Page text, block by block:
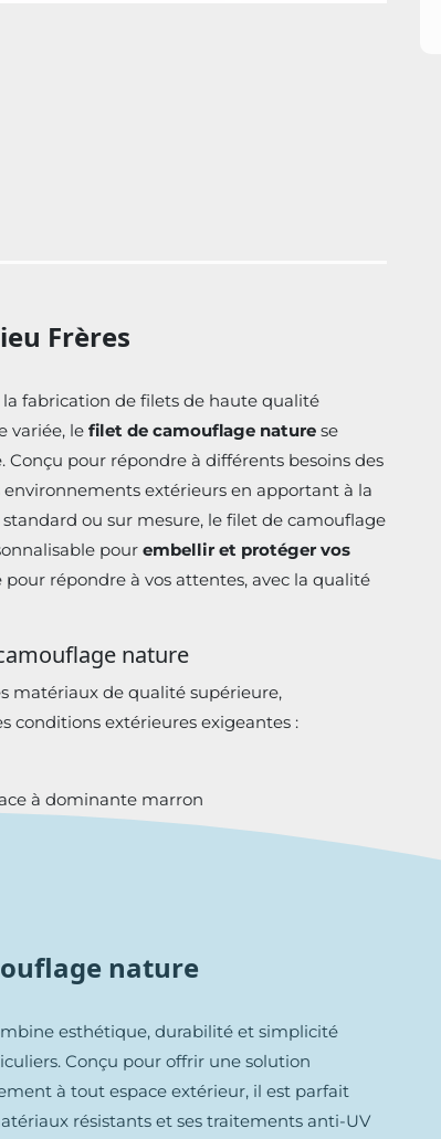
Frères
la fabrication de filets de haute qualité
variée, le filet de camouflage nature se
pour répondre à différents besoins des
extérieurs en apportant à la
ou sur mesure, le filet de camouflage
pour embellir et protéger vos
répondre à vos attentes, avec la qualité
nature
matériaux de qualité supérieure,
conditions extérieures exigeantes :
à dominante marron
nature
esthétique, durabilité et simplicité
Conçu pour offrir une solution
à tout espace extérieur, il est parfait
résistants et ses traitements anti-UV